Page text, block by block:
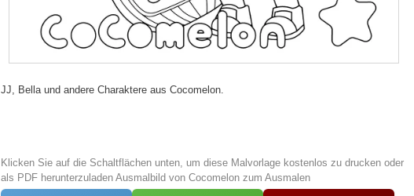
JJ, Bella und andere Charaktere aus Cocomelon.
Klicken Sie auf die Schaltflächen unten, um diese Malvorlage kostenlos zu drucken oder
als PDF herunterzuladen Ausmalbild von Cocomelon zum Ausmalen